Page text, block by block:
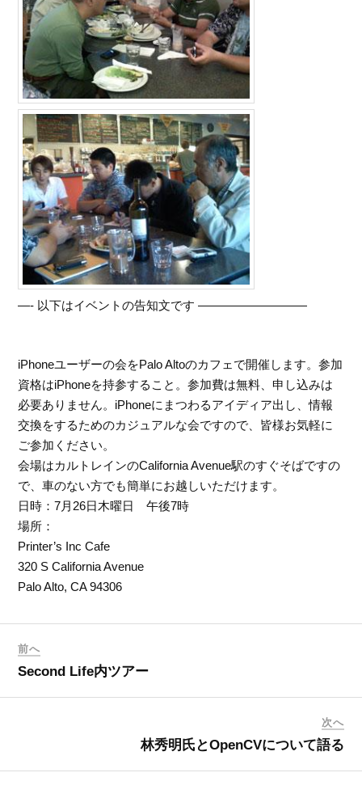
—- 以下はイベントの告知文です —————————
iPhoneユーザーの会をPalo Altoのカフェで開催します。参加
資格はiPhoneを持参すること。参加費は無料、申し込みは
必要ありません。iPhoneにまつわるアイディア出し、情報
交換をするためのカジュアルな会ですので、皆様お気軽に
ご参加ください。
会場はカルトレインのCalifornia Avenue駅のすぐそばですの
で、車のない方でも簡単にお越しいただけます。
日時：7月26日木曜日 午後7時
場所：
Printer’s Inc Cafe
320 S California Avenue
Palo Alto, CA 94306
前へ
Second Life内ツアー
次へ
林秀明氏とOpenCVについて語る